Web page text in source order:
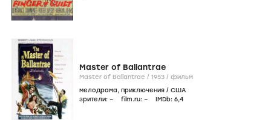
Master of Ballantrae
Master of Ballantrae / 1953 / фильм
мелодрама, приключения / США
зрители: – film.ru: – IMDb: 6,4